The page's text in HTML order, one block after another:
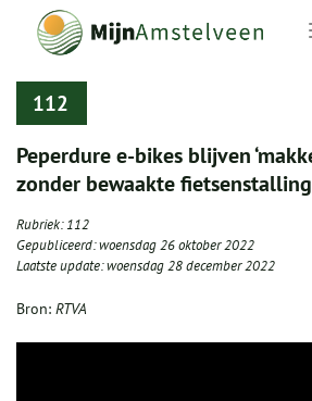
112
Peperdure e-bikes blijven
zonder bewaakte fietsenstalling
Rubriek:112
Gepubliceerd:woensdag 26 oktober 2022
Laatste update:woensdag 28 december 2022
Bron: RTVA